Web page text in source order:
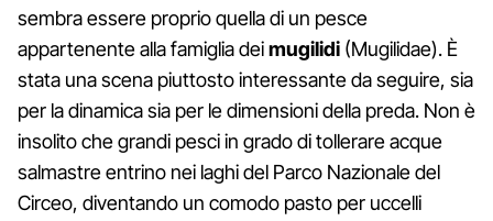
sembra essere proprio quella di un pesce
appartenente alla famiglia deimugilidi (Mugilidae). È
stata una scena piuttosto interessante da seguire, sia
per la dinamica sia per le dimensioni della preda. Non è
insolito che grandi pesci in grado di tollerare acque
salmastre entrino nei laghi del Parco Nazionale del
Circeo, diventando un comodo pasto per uccelli